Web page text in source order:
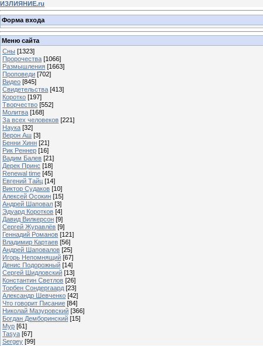
ИЗЛИЯНИЕ.ru
Форма входа
Меню сайта
Сны [1323]
Пророчества [1066]
Размышления [1663]
Проповеди [702]
Видео [845]
Свидетельства [413]
Коротко [197]
Творчество [552]
Молитва [168]
За всех человеков [221]
Наука [32]
Верон Аш [3]
Бенни Хинн [21]
Рик Реннер [16]
Вадим Балев [21]
Дерек Принс [18]
Renewal time [45]
Евгений Тайц [14]
Виктор Судаков [10]
Алексей Осокин [15]
Андрей Шаповал [3]
Эдуард Коротков [4]
Давид Вилкерсон [9]
Сергей Журавлёв [9]
Геннадий Романов [121]
Владимир Картаев [56]
Андрей Шаповалов [25]
Игорь Непомнящий [67]
Денис Подорожный [14]
Сергей Шидловский [13]
Константин Светлов [26]
Торбен Сондергаард [23]
Александр Шевченко [42]
Что говорит Писание [84]
Николай Мазуровский [366]
Богдан Демборинский [15]
Мур [61]
Tasya [67]
Sergey [99]